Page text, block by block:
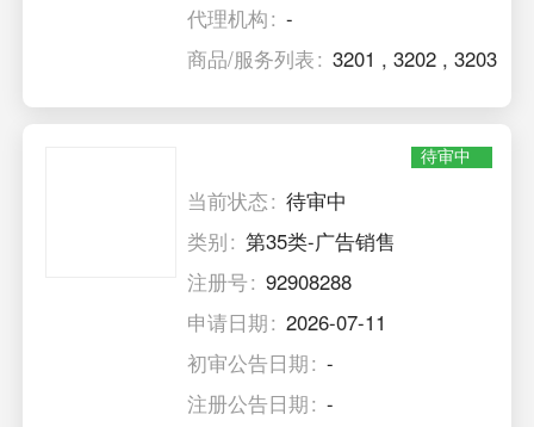
代理机构
-
商品/服务列表
3201 ,3202 ,3203
待审中
当前状态
待审中
类别
第35类-广告销售
注册号
92908288
申请日期
2026-07-11
初审公告日期
-
注册公告日期
-